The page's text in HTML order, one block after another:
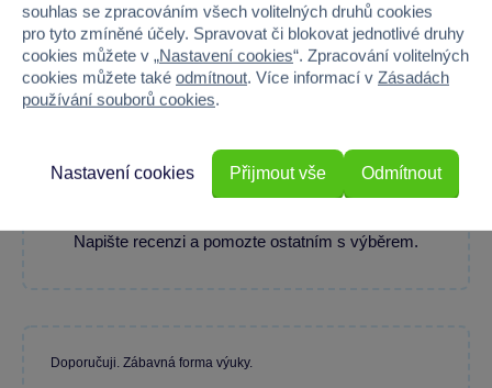
100 %
Průměr z 3 hodnocení
100 % zákazníků doporučuje
Napište recenzi a pomozte ostatním s výběrem.
Doporučuji. Zábavná forma výuky.
souhlas se zpracováním všech volitelných druhů cookies
pro tyto zmíněné účely. Spravovat či blokovat jednotlivé druhy
cookies můžete v „Nastavení cookies“. Zpracování volitelných
cookies můžete také odmítnout. Více informací v Zásadách
používání souborů cookies.
Odmítnout
Nastavení cookies Přijmout vše